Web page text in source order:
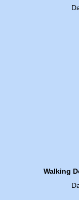
Walking